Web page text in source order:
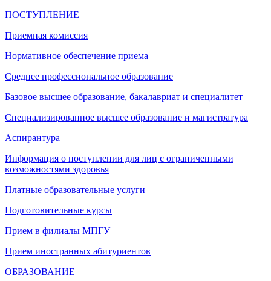
ПОСТУПЛЕНИЕ
Приемная комиссия
Нормативное обеспечение приема
Среднее профессиональное образование
Базовое высшее образование, бакалавриат и специалитет
Специализированное высшее образование и магистратура
Аспирантура
Информация о поступлении для лиц с ограниченными
возможностями здоровья
Платные образовательные услуги
Подготовительные курсы
Прием в филиалы МПГУ
Прием иностранных абитуриентов
ОБРАЗОВАНИЕ